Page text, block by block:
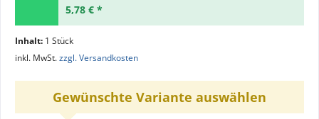
5,78 € *
Inhalt: 1 Stück
inkl. MwSt.zzgl. Versandkosten
Gewünschte Variante auswählen